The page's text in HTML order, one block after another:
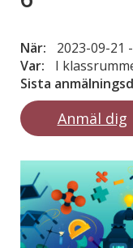
När: 2023-09-21 -
Var:
I
Sista
Anmäl dig